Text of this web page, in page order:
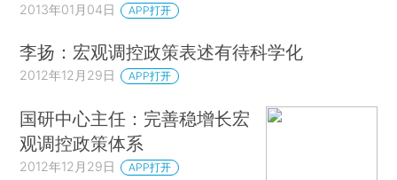
2013年01月04日 APP打开
李扬：宏观调控政策表述有待科学化
2012年12月29日 APP打开
国研中心主任：完善稳增长宏
观调控政策体系
2012年12月29日 APP打开